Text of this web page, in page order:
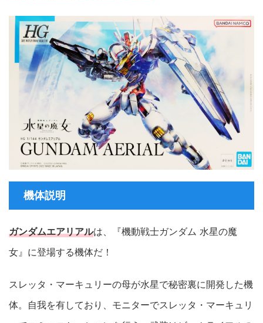
機体説明
ガンダムエアリアルは、『機動戦士ガンダム 水星の魔
女』に登場する機体だ！
スレッタ・マーキュリーの母が水星で秘密裏に開発した機
体。自我を有しており、モニターでスレッタ・マーキュリ